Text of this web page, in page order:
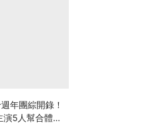
年團綜開錄！
5人幫合體旅